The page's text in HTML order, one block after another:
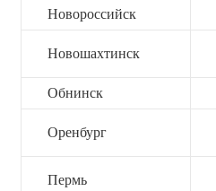
Новороссийск
Новошахтинск
Обнинск
Оренбург
Пермь